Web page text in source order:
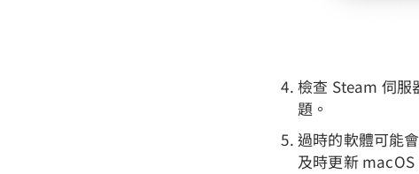
檢查 Steam 伺服
題。
過時的軟體可能
及時更新 macOS